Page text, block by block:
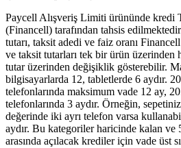
Paycell Alışveriş Limiti ürününde kredi
(Financell) tarafından tahsis
tutarı, taksit adedi ve faiz oranı
ve taksit tutarları tek bir ürün üzerinden
tutar üzerinden değişiklik gösterebilir.
bilgisayarlarda 12, tabletlerde 6 aydır.
telefonlarında maksimum vade 12 ay,
telefonlarında 3 aydır. Örneğin,
değerinde iki ayrı telefon varsa
aydır. Bu kategoriler haricinde kalan
arasında açılacak krediler için vade üst